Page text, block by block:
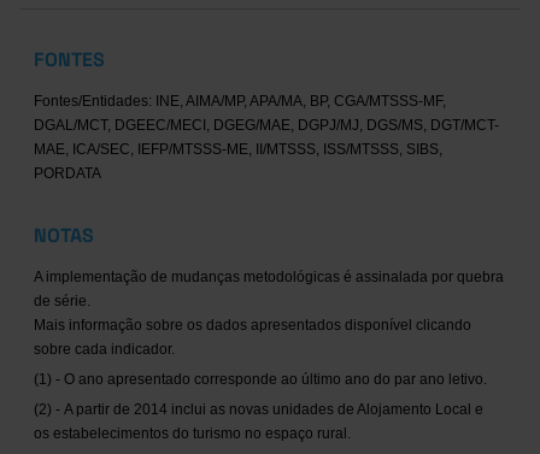
FONTES
Fontes/Entidades: INE, AIMA/MP, APA/MA, BP, CGA/MTSSS-MF,
DGAL/MCT, DGEEC/MECI, DGEG/MAE, DGPJ/MJ, DGS/MS, DGT/MCT-
MAE, ICA/SEC, IEFP/MTSSS-ME, II/MTSSS, ISS/MTSSS, SIBS,
PORDATA
NOTAS
A implementação de mudanças metodológicas é assinalada por quebra
de série.
Mais informação sobre os dados apresentados disponível clicando
sobre cada indicador.
(1) - O ano apresentado corresponde ao último ano do par ano letivo.
(2) - A partir de 2014 inclui as novas unidades de Alojamento Local e
os estabelecimentos do turismo no espaço rural.